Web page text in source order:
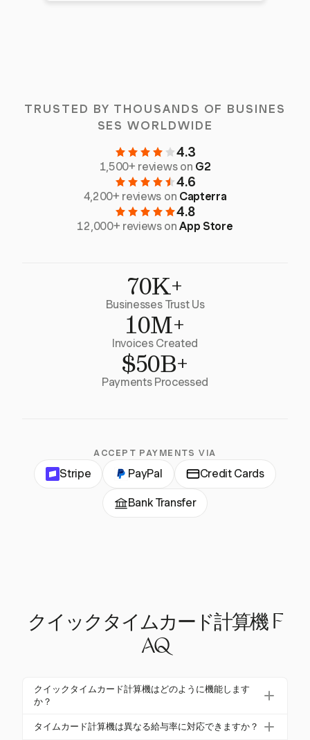
TRUSTED BY THOUSANDS OF BUSINES
SES WORLDWIDE
4.3
1,500+ reviews on G2
4.6
4,200+ reviews on Capterra
4.8
12,000+ reviews onApp Store
70K+
Businesses Trust Us
10M+
Invoices Created
$50B+
Payments Processed
ACCEPT PAYMENTS VIA
Stripe PayPal Credit Cards
Bank Transfer
クイックタイムカード計算機 F
AQ
クイックタイムカード計算機はどのように機能します
か？
クイックタイムカード計算機は、出勤時間と退勤時
タイムカード計算機は異なる給与率に対応できますか？